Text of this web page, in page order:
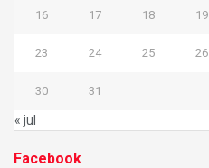
16 17 18 19
23 24 25 26
30 31
« jul
Facebook